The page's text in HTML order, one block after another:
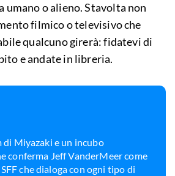
umano o alieno. Stavolta non
filmico o televisivo che
qualcuno girerà: fidatevi di
e andate in libreria.
Miyazaki e un incubo
conferma Jeff VanderMeer come
che dialoga con ogni tipo di